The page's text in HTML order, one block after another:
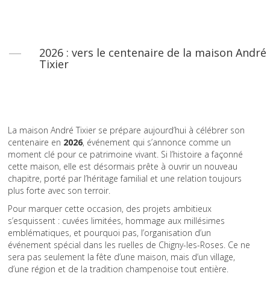
2026 : vers le centenaire de la maison André
Tixier
La maison André Tixier se prépare aujourd’hui à célébrer son
centenaire en 2026, événement qui s’annonce comme un
moment clé pour ce patrimoine vivant. Si l’histoire a façonné
cette maison, elle est désormais prête à ouvrir un nouveau
chapitre, porté par l’héritage familial et une relation toujours
plus forte avec son terroir.
Pour marquer cette occasion, des projets ambitieux
s’esquissent : cuvées limitées, hommage aux millésimes
emblématiques, et pourquoi pas, l’organisation d’un
événement spécial dans les ruelles de Chigny-les-Roses. Ce ne
sera pas seulement la fête d’une maison, mais d’un village,
d’une région et de la tradition champenoise tout entière.